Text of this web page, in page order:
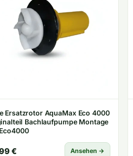
Ersatzrotor AquaMax Eco 4000
Bachlaufpumpe Montage
€ Ansehen →